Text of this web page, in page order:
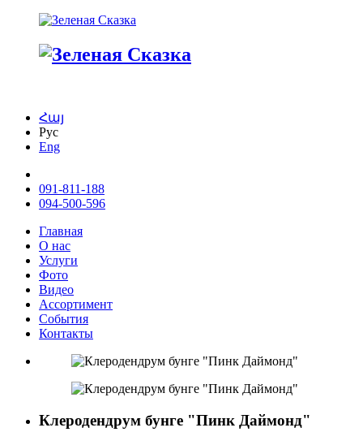
Հայ
Рус
Eng
091-811-188
094-500-596
Главная
О нас
Услуги
Фото
Видео
Ассортимент
События
Контакты
Клеродендрум бунге "Пинк Даймонд"